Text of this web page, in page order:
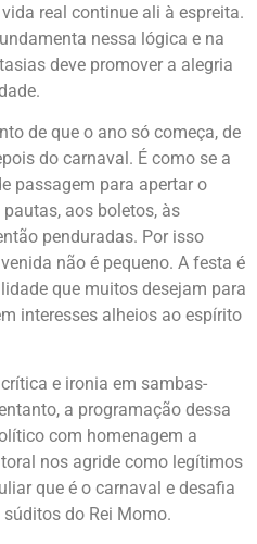
real continue ali à espreita.
nessa lógica e na
deve promover a alegria
de que o ano só começa, de
do carnaval. É como se a
passagem para apertar o
aos boletos, às
penduradas. Por isso
não é pequeno. A festa é
que muitos desejam para
interesses alheios ao espírito
e ironia em sambas-
a programação dessa
com homenagem a
nos agride como legítimos
que é o carnaval e desafia
do Rei Momo.